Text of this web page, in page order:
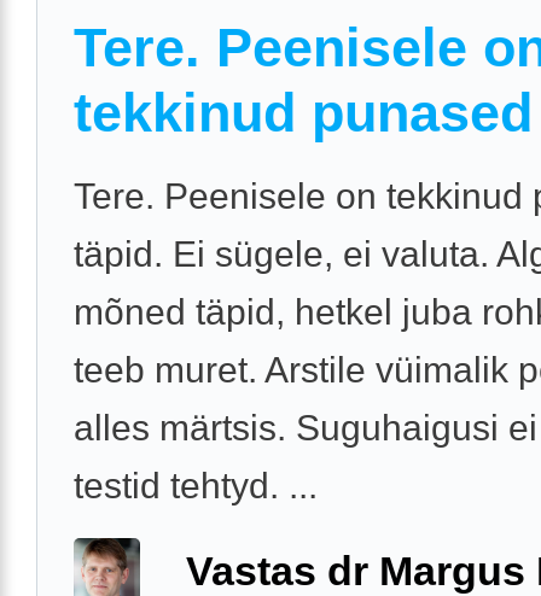
Tere. Peenisele
tekkinud
Tere. Peenisele on tekkinud
täpid. Ei sügele, ei valuta.
mõned täpid, hetkel juba
teeb muret. Arstile vüimalik
alles märtsis. Suguhaigusi
testid tehtyd. ...
Vastas dr Margus